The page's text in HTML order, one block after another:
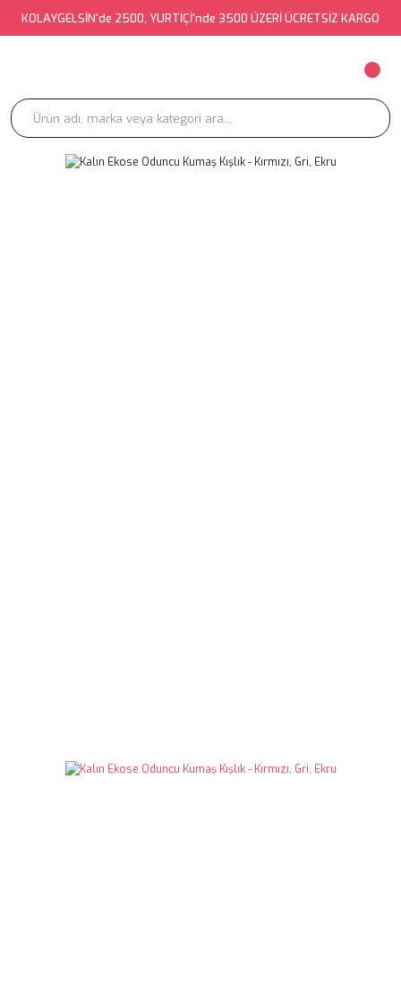
KOLAYGELSİN'de 2500, YURTİÇİ'nde 3500 ÜZERİ ÜCRETSİZ KARGO